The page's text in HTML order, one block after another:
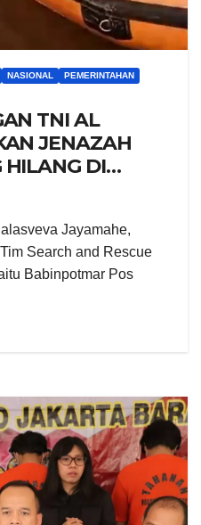
NASIONAL
PEMERINTAHAN
TNI AL
JENAZAH
HILANG DI
SIAK RIAU
Jayamahe,
Search and Rescue
Babinpotmar Pos